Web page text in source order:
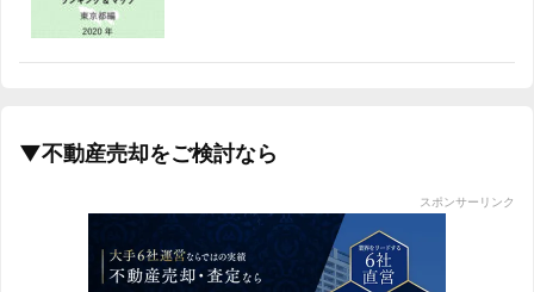
2019/10 -15.2%
-12.9%
2019/12 -16.7%
▼不動産売却をご検討なら
スポンサーリンク